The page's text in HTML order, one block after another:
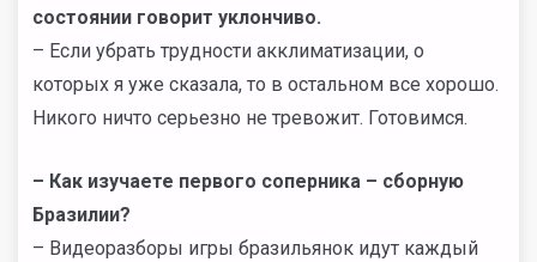
состоянии говорит уклончиво.
– Если убрать трудности акклиматизации, о
которых я уже сказала, то в остальном все хорошо.
Никого ничто серьезно не тревожит. Готовимся.
– Как изучаете первого соперника – сборную
Бразилии?
– Видеоразборы игры бразильянок идут каждый